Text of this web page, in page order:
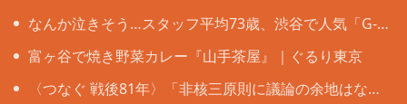
なんか泣きそう…スタッフ平均73歳、渋谷で人気「G-
CHA＆Ba-CHA」は年齢の壁も国境も超えて
富ヶ谷で焼き野菜カレー『山手茶屋』｜ぐるり東京
〈つなぐ 戦後81年〉「非核三原則に議論の余地はな